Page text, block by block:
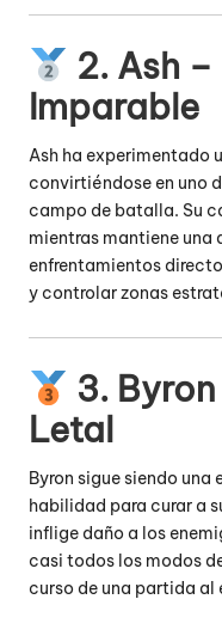
2. Ash –
Imparable
Ash ha experimentado
convirtiéndose en uno
campo de batalla. Su
mientras mantiene una
enfrentamientos
y controlar zonas
3.
Letal
Byron sigue siendo
habilidad para curar a
inflige daño a los
casi todos los modos
curso de una partida al